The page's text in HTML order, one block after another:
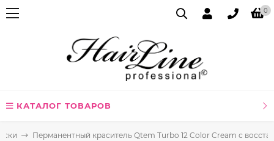
0
КАТАЛОГ ТОВАРОВ
Перманентный краситель Qtem Turbo 12 Color Cream с